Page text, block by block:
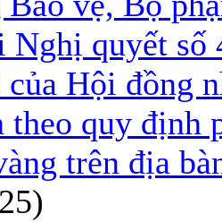
Nghị quyết
Hội đồng
theo quy định
trên địa